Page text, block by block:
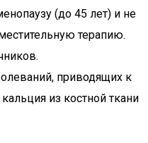
(до 45 лет) и не
терапию.
приводящих к
из костной ткани